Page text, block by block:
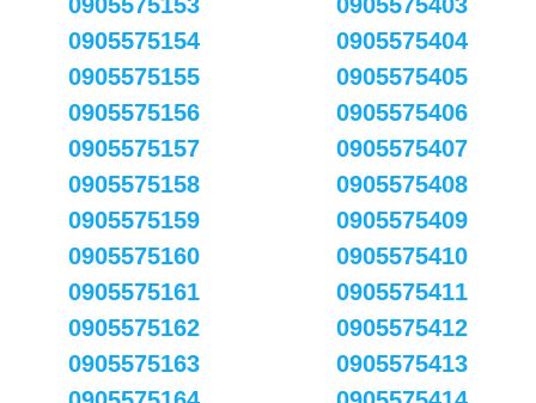
0905575154
0905575155
0905575156
0905575157
0905575158
0905575159
0905575160
0905575161
0905575162
0905575163
0905575404
0905575405
0905575406
0905575407
0905575408
0905575409
0905575410
0905575411
0905575412
0905575413